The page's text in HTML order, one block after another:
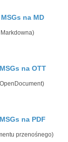
na MD
na OTT
na PDF
przenośnego)